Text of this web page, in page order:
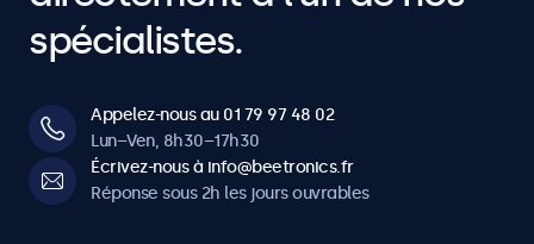
spécialistes.
Appelez-nous au 01 79 97 48 02
Lun–Ven, 8h30–17h30
Écrivez-nous à info@beetronics.fr
Réponse sous 2h les jours ouvrables